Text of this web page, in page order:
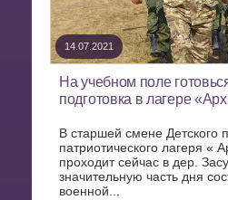
14.07.2021
На учебном поле
подготовка в лагере
В старшей смене Детского
патриотического лагеря «
проходит сейчас в дер.
значительную часть дня
военной...